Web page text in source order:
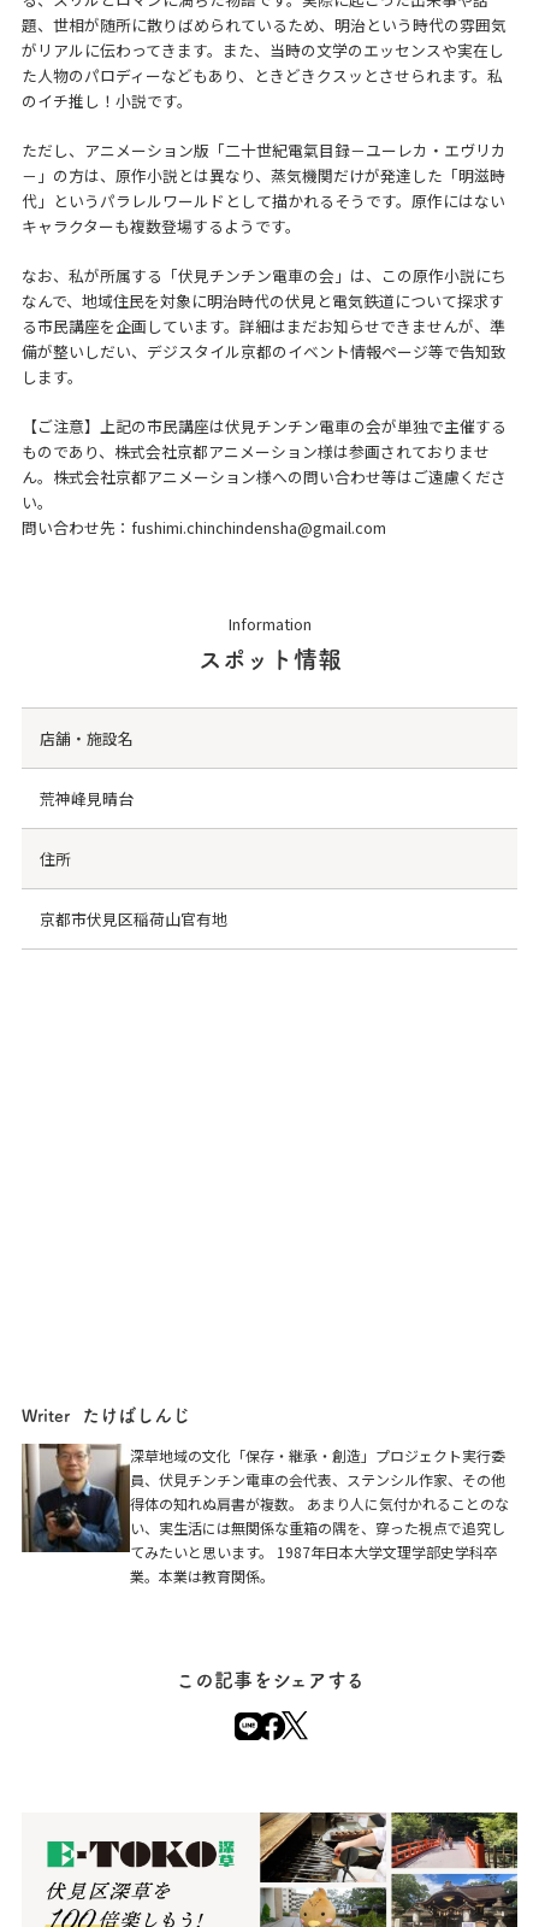
題、世相が随所に散りばめられているため、明治という時代の雰囲気
がリアルに伝わってきます。また、当時の文学のエッセンスや実在し
た人物のパロディーなどもあり、ときどきクスッとさせられます。私
のイチ推し！小説です。
ただし、アニメーション版「二十世紀電氣目録－ユーレカ・エヴリカ
－」の方は、原作小説とは異なり、蒸気機関だけが発達した「明滋時
代」というパラレルワールドとして描かれるそうです。原作にはない
キャラクターも複数登場するようです。
なお、私が所属する「伏見チンチン電車の会」は、この原作小説にち
なんで、地域住民を対象に明治時代の伏見と電気鉄道について探求す
る市民講座を企画しています。詳細はまだお知らせできませんが、準
備が整いしだい、デジスタイル京都のイベント情報ページ等で告知致
します。
【ご注意】上記の市民講座は伏見チンチン電車の会が単独で主催する
ものであり、株式会社京都アニメーション様は参画されておりませ
ん。株式会社京都アニメーション様への問い合わせ等はご遠慮くださ
い。
問い合わせ先： fushimi.chinchindensha@gmail.com
Information
スポット情報
店舗・施設名
荒神峰見晴台
住所
京都市伏見区稲荷山官有地
Writer たけばしんじ
深草地域の文化「保存・継承・創造」プロジェクト実行委
員、伏見チンチン電車の会代表、ステンシル作家、その他
得体の知れぬ肩書が複数。 あまり人に気付かれることのな
い、実生活には無関係な重箱の隅を、穿った視点で追究し
てみたいと思います。 1987年日本大学文理学部史学科卒
業。本業は教育関係。
この記事をシェアする